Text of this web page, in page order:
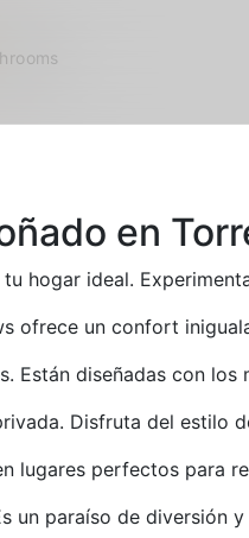
en
hogar ideal.
ofrece un confort
Están diseñadas con los
Disfruta del estilo
lugares perfectos para
un paraíso de diversión